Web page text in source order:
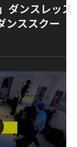
ダンスレッス
ンススクー